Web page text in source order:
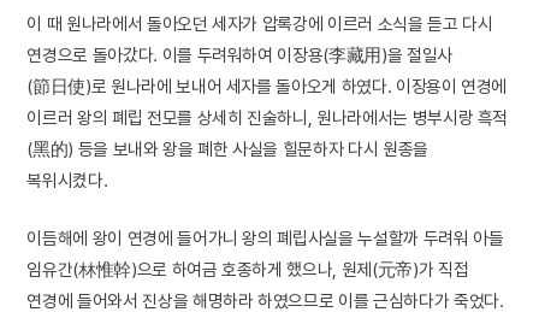
이 때 원나라에서 돌아오던 세자가 압록강에 이르러 소식을 듣고 다시
연경으로 돌아갔다. 이를 두려워하여 이장용(李藏用)을 절일사
(節日使)로 원나라에 보내어 세자를 돌아오게 하였다. 이장용이 연경에
이르러 왕의 폐립 전모를 상세히 진술하니, 원나라에서는 병부시랑 흑적
(黑的) 등을 보내와 왕을 폐한 사실을 힐문하자 다시 원종을
복위시켰다.
이듬해에 왕이 연경에 들어가니 왕의 폐립사실을 누설할까 두려워 아들
임유간(林惟幹)으로 하여금 호종하게 했으나, 원제(元帝)가 직접
연경에 들어와서 진상을 해명하라 하였으므로 이를 근심하다가 죽었다.